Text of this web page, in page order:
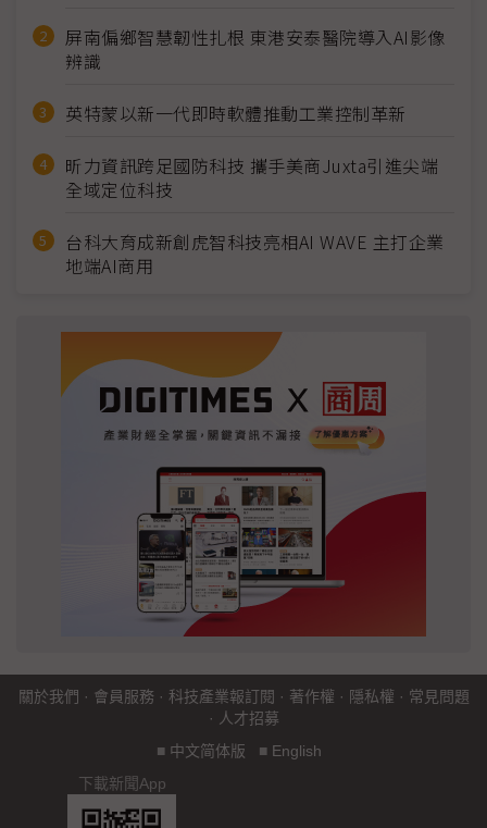
屏南偏鄉智慧韌性扎根 東港安泰醫院導入AI影像
辨識
英特蒙以新一代即時軟體推動工業控制革新
昕力資訊跨足國防科技 攜手美商Juxta引進尖端
全域定位科技
台科大育成新創虎智科技亮相AI WAVE 主打企業
地端AI商用
關於我們 · 會員服務 · 科技產業報訂閱 · 著作權 · 隱私權 · 常見問題
· 人才招募
■ 中文简体版 ■ English
下載新聞App